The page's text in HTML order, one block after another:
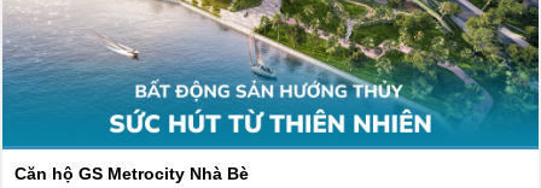
Căn hộ GS Metrocity Nhà Bè